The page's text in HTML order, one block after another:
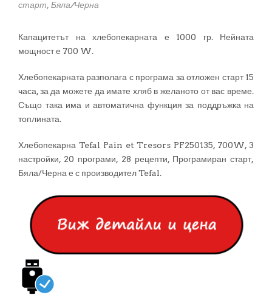
старт, Бяла/Черна
Капацитетът на хлебопекарната е 1000 гр. Нейната
мощност е 700 W.
Хлебопекарната разполага с програма за отложен старт 15
часа, за да можете да имате хляб в желаното от вас време.
Също така има и автоматична функция за поддръжка на
топлината.
Хлебопекарна Tefal Pain et Tresors PF250135, 700W, 3
настройки, 20 програми, 28 рецепти, Програмиран старт,
Бяла/Черна е с производител Tefal.